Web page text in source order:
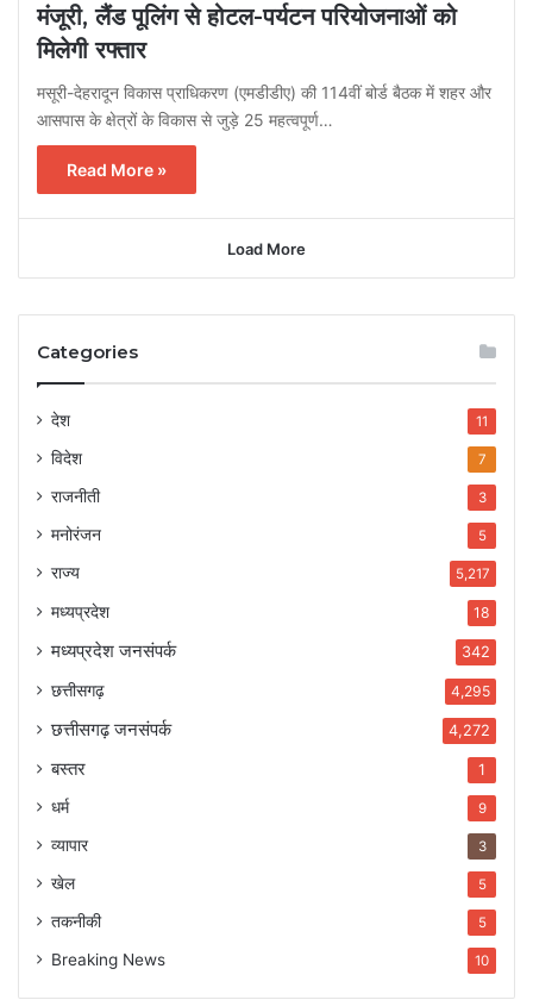
मंजूरी, लैंड पूलिंग से होटल-पर्यटन परियोजनाओं को
मिलेगी रफ्तार
मसूरी-देहरादून विकास प्राधिकरण (एमडीडीए) की 114वीं बोर्ड बैठक में शहर और
आसपास के क्षेत्रों के विकास से जुड़े 25 महत्वपूर्ण…
Read More »
Load More
Categories
देश 11
विदेश 7
राजनीती 3
मनोरंजन 5
राज्य 5,217
मध्यप्रदेश 18
मध्यप्रदेश जनसंपर्क 342
छत्तीसगढ़ 4,295
छत्तीसगढ़ जनसंपर्क 4,272
बस्तर 1
धर्म 9
व्यापार 3
खेल 5
तकनीकी 5
Breaking News 10